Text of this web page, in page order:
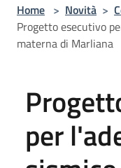
Home > Novità >
Progetto esecutivo
materna di Marliana
per